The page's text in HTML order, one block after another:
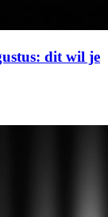
dit wil je